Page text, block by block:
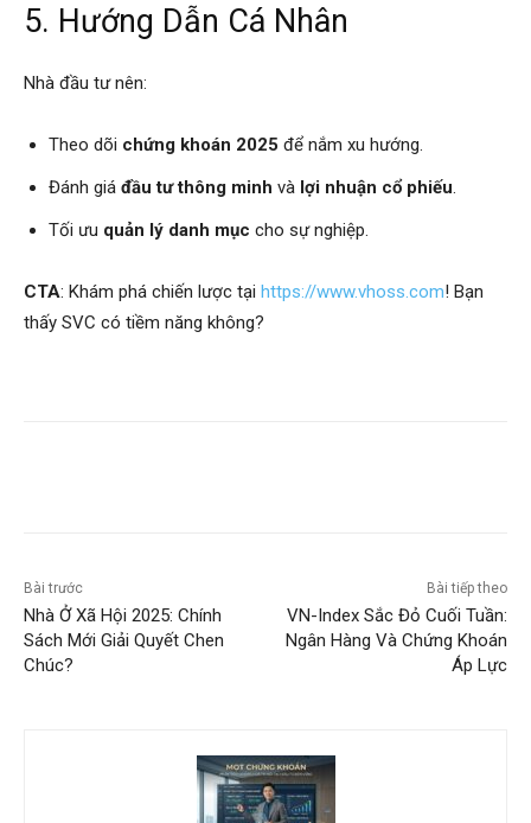
5. Hướng Dẫn Cá Nhân
Nhà đầu tư nên:
Theo dõi chứng khoán 2025 để nắm xu hướng.
Đánh giá đầu tư thông minh và lợi nhuận cổ phiếu.
Tối ưu quản lý danh mục cho sự nghiệp.
CTA: Khám phá chiến lược tại https://www.vhoss.com! Bạn
thấy SVC có tiềm năng không?
Bài trước
Nhà Ở Xã Hội 2025: Chính
Sách Mới Giải Quyết Chen
Chúc?
Bài tiếp theo
VN-Index Sắc Đỏ Cuối Tuần:
Ngân Hàng Và Chứng Khoán
Áp Lực